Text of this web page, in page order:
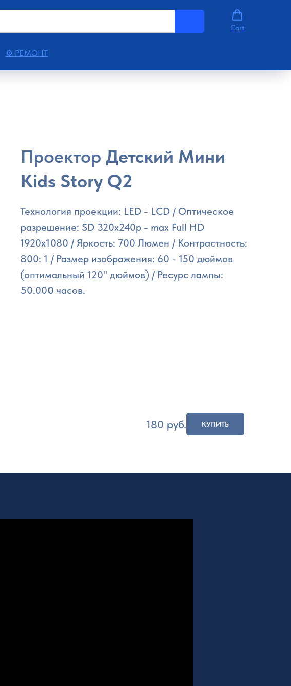
Cart
⚙ РЕМОНТ
Проектор Детский Мини
Kids Story Q2
Технология проекции: LED - LCD / Оптическое
разрешение: SD 320x240p - max Full HD
1920x1080 / Яркость: 700 Люмен / Контрастность:
800: 1 / Размер изображения: 60 - 150 дюймов
(оптимальный 120" дюймов) / Ресурс лампы:
50.000 часов.
180 руб. КУПИТЬ